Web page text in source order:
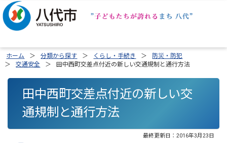
ホーム 分類から探す くらし・手続き
防災・防犯
交通安全
田中西町交差点付近の新しい交通規制と通行方法
田中西町交差点付近の新しい交
通規制と通行方法
最終更新日： 2016年3月23日